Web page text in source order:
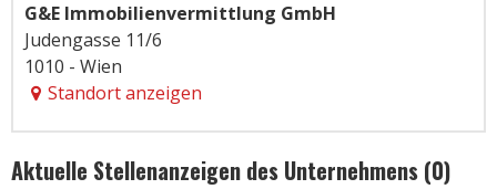
G&E Immobilienvermittlung GmbH
Judengasse 11/6
1010 - Wien
Standort anzeigen
Aktuelle Stellenanzeigen des Unternehmens (0)